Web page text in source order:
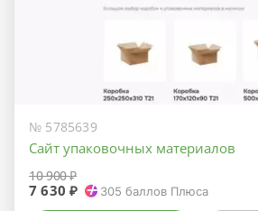
№ 5785639
Сайт упаковочных материалов
10 900 ₽
7 630 ₽ 305 баллов Плюса